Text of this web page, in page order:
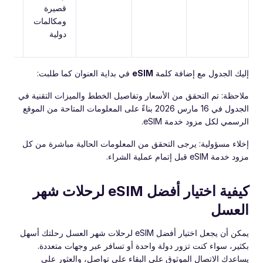
قصيرة
ومكالمات
دولية
إليك الجدول مع إضافة كلمة eSIM في بداية العنوان كما طلبت:
ملاحظة: تم التحقق من الأسعار وتفاصيل الخطط والميزات التقنية في
الجدول في 16 مارس 2026 بناءً على المعلومات المتاحة من الموقع
الرسمي لكل مزود خدمة eSIM.
إخلاء مسؤولية: يرجى التحقق من المعلومات الحالية مباشرة من كل
مزود خدمة eSIM قبل إتمام عملية الشراء.
كيفية اختيار أفضل eSIM لرحلات شهر
العسل
يمكن أن يجعل اختيار أفضل eSIM لرحلات شهر العسل رحلتك أسهل
بكثير، سواء كنت تزور دولة واحدة أو تسافر عبر وجهات متعددة.
يساعدك الاتصال الموثوق على البقاء على تواصل، والعثور على